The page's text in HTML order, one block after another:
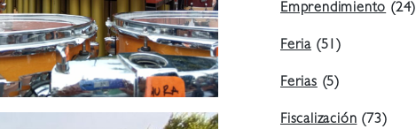
Emprendimiento(24)
Feria (51)
Ferias(5)
Fiscalización(73)